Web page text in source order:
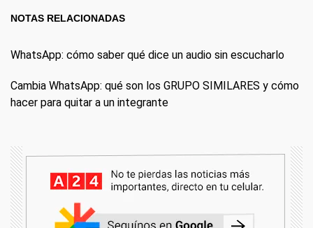
NOTAS RELACIONADAS
WhatsApp: cómo saber qué dice un audio sin escucharlo
Cambia WhatsApp: qué son los GRUPO SIMILARES y cómo
hacer para quitar a un integrante